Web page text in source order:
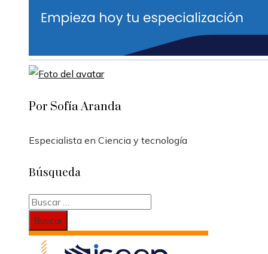
Por Sofía Aranda
Especialista en Ciencia y tecnología
Búsqueda
Buscar: